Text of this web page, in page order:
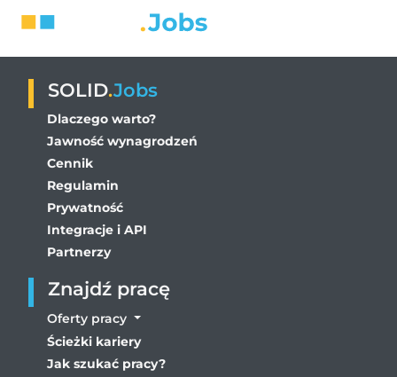
SOLID.Jobs
Dlaczego warto?
Jawność wynagrodzeń
Cennik
Regulamin
Prywatność
Integracje i API
Partnerzy
Znajdź pracę
Oferty pracy
Ścieżki kariery
Jak szukać pracy?